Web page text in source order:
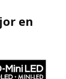
en